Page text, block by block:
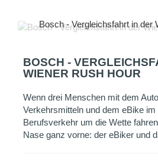
Bosch - Vergleichsfahrt in der
BOSCH -
WIENER RUSH HOUR
Wenn drei Menschen mit dem
Verkehrsmitteln und dem eBike im
Berufsverkehr um die Wette
Nase ganz vorne: der eBiker und